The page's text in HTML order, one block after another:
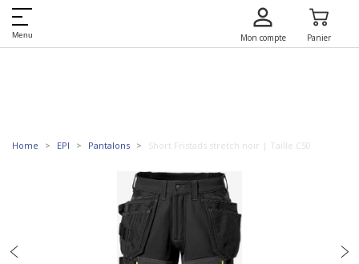
Menu Mon compte Panier
Home EPI Pantalons Short Fristads stretch noir | Taille C50